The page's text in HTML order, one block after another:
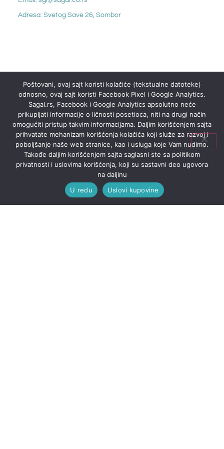
Adresa: Svetog Save 26, Sombor
Poštovani, ovaj sajt koristi kolačiće (tekstualne datoteke)
odnosno, ovaj sajt koristi Facebook Pixel i Google Analytics.
Sagal.rs, Facebook i Google Analytics apsolutno neće
prikupljati informacije o ličnosti posetioca, niti na drugi način
omogućiti pristup takvim informacijama. Daljim korišćenjem sajta
prihvatate mehanizam korišćenja kolačića koji služe za razvoj i
poboljšanje naše web stranice, kao i usluga koje Vam nudimo.
Takođe daljim korišćenjem sajta saglasni ste sa politikom
privatnosti i uslovima korišćenja, koji su sastavni deo ugovora
na daljinu
U redu
Uslovi kupovine